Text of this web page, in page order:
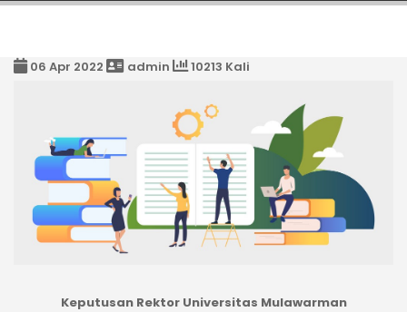
06 Apr 2022 admin 10213 Kali
Keputusan Rektor Universitas Mulawarman